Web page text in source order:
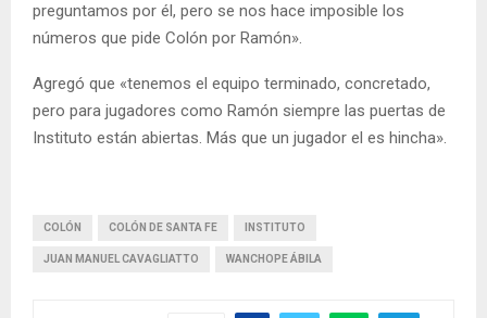
preguntamos por él, pero se nos hace imposible los
números que pide Colón por Ramón».
Agregó que «tenemos el equipo terminado, concretado,
pero para jugadores como Ramón siempre las puertas de
Instituto están abiertas. Más que un jugador el es hincha».
COLÓN COLÓN DE SANTA FE INSTITUTO
JUAN MANUEL CAVAGLIATTO WANCHOPE ÁBILA